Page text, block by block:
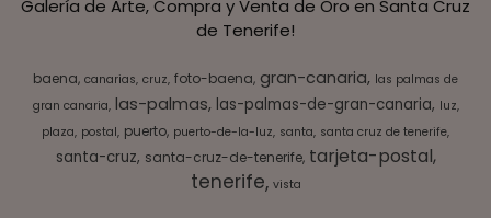
Galería de Arte, Compra y Venta de Oro en Santa Cruz
de Tenerife!
baena canarias cruz foto-baena gran-canaria las palmas de
gran canaria las-palmas las-palmas-de-gran-canaria luz
plaza postal puerto puerto-de-la-luz santa santa cruz de tenerife
santa-cruz santa-cruz-de-tenerife tarjeta-postal
tenerife vista